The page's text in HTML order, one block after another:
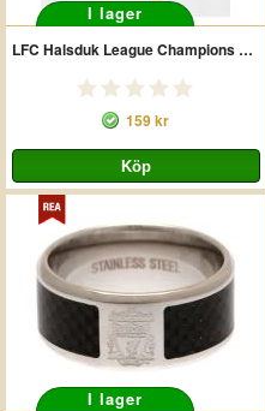
I lager
LFC Halsduk League Champions 19/20
159 kr
I lager